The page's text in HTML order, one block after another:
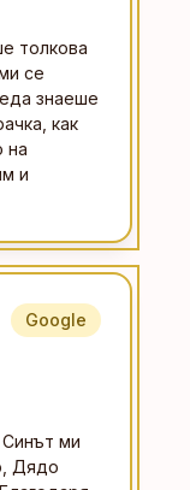
толкова
се
знаеше
как
на
и
Google
ми
Дядо